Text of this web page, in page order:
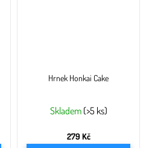
Hrnek Honkai Cake
Skladem (>5 ks)
279 Kč